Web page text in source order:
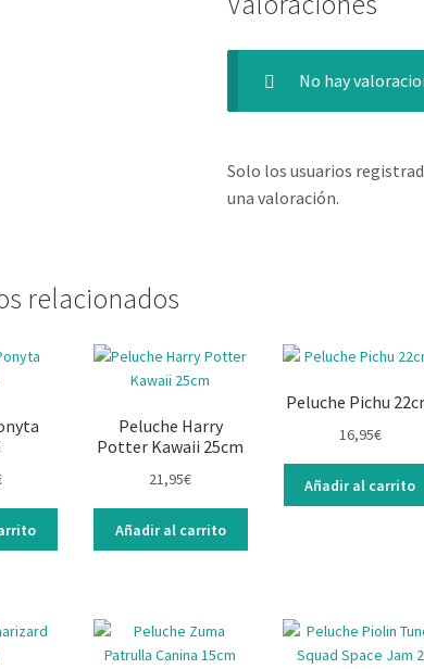
No hay
Solo los usuarios
una valoración.
relacionados
Peluche Harry
Potter Kawaii 25cm
21,95€
Añadir al carrito
Peluche Pichu
16,95€
Añadir al carrito